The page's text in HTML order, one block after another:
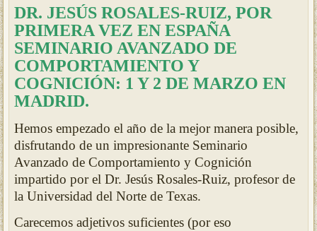
DR. JESÚS ROSALES-RUIZ, POR
PRIMERA VEZ EN ESPAÑA
SEMINARIO AVANZADO DE
COMPORTAMIENTO Y
COGNICIÓN: 1 Y 2 DE MARZOEN
MADRID.
Hemos empezado el año de la mejor manera posible,
disfrutando de un impresionante Seminario
Avanzado de Comportamiento y Cognición
impartido por el Dr. Jesús Rosales-Ruiz, profesor de
la Universidad del Norte de Texas.
Carecemos adjetivos suficientes (por eso